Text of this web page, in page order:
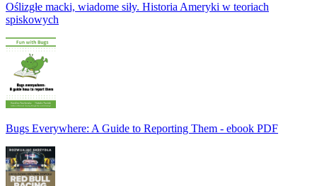
Oślizgłe macki, wiadome siły. Historia Ameryki w teoriach
spiskowych
Bugs Everywhere: A Guide to Reporting Them - ebook PDF